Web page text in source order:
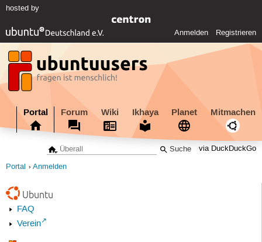
hosted by
Anmelden Registrieren
Portal Forum Wiki Ikhaya Planet Mitmachen
via DuckDuckGo
Portal Anmelden
Ubuntu
FAQ
Verein